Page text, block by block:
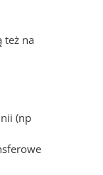
też na
(np